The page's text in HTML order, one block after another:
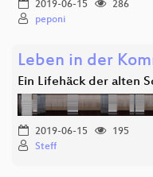
2019-06-15
286
peponi
Leben in der
Ein Lifehäck der alten
2019-06-15
195
Steff